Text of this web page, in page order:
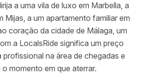
a uma vila de luxo em Marbella, a
Mijas, a um apartamento familiar em
coração da cidade de Málaga, um
a LocalsRide significa um preço
na área de chegadas e
momento em que aterrar.